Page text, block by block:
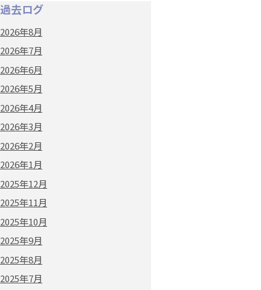
過去ログ
2026年8月
2026年7月
2026年6月
2026年5月
2026年4月
2026年3月
2026年2月
2026年1月
2025年12月
2025年11月
2025年10月
2025年9月
2025年8月
2025年7月